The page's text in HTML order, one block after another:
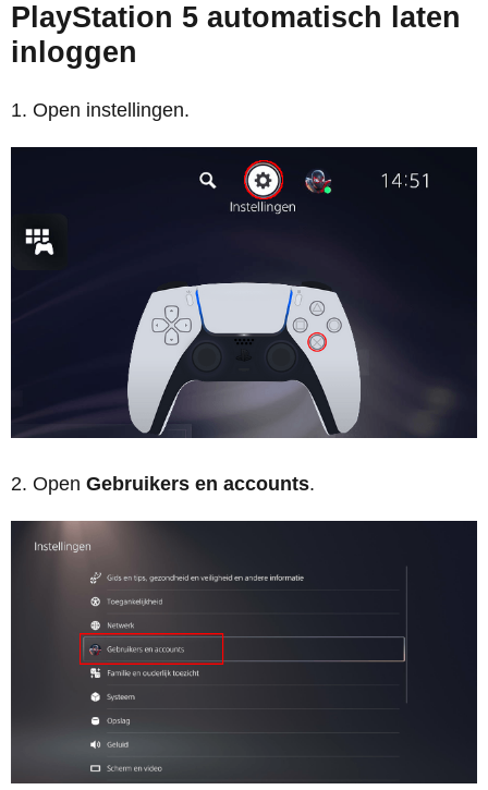
PlayStation 5 automatisch laten
inloggen
Open instellingen.
Open Gebruikers en accounts.